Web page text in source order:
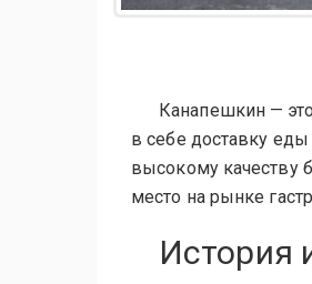
Канапешкин —
в себе доставку
высокому качеству
место на рынке
История